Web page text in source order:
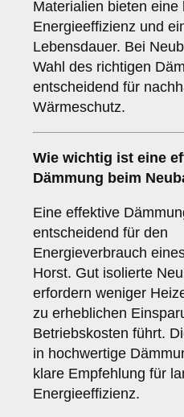
Materialien bieten eine
Energieeffizienz und
Lebensdauer. Bei
Wahl des richtigen
entscheidend für
Wärmeschutz.
Wie wichtig ist eine
Dämmung beim
Eine effektive
entscheidend für den
Energieverbrauch
Horst. Gut isolierte
erfordern weniger
zu erheblichen
Betriebskosten führt.
in hochwertige
klare Empfehlung für
Energieeffizienz.